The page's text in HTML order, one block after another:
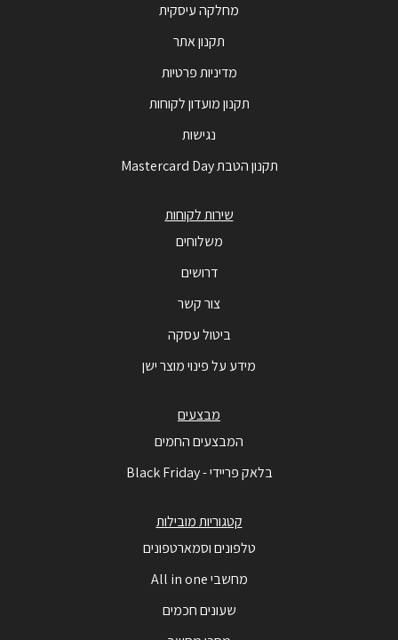
מחלקה עיסקית
תקנון אתר
מדיניות פרטיות
תקנון מועדון לקוחות
נגישות
תקנון הטבת Mastercard Day
שירות לקוחות
משלוחים
דרושים
צור קשר
ביטול עסקה
מידע על פינוי מוצר ישן
מבצעים
המבצעים החמים
בלאק פריידי - Black Friday
קטגוריות מובילות
טלפונים וסמארטפונים
מחשבי All in one
שעונים חכמים